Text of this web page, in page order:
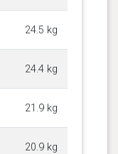
24.5 kg
24.4 kg
21.9 kg
20.9 kg